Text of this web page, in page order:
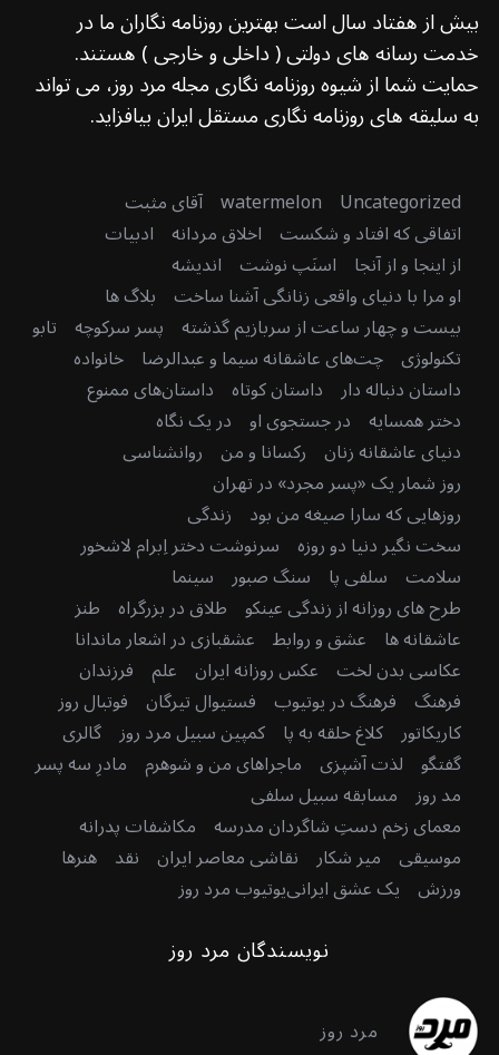
بیش از هفتاد سال است بهترین روزنامه نگاران ما در
خدمت رسانه های دولتی ( داخلی و خارجی ) هستند.
حمایت شما از شیوه روزنامه نگاری مجله مرد روز، می تواند
به سلیقه های روزنامه نگاری مستقل ایران بیافزاید.
Uncategorized
watermelon آقای مثبت
اتفاقی که افتاد و شکست اخلاق مردانه ادبیات
از اینجا و از آنجا اسنَپ نوشت اندیشه
او مرا با دنیای واقعی زنانگی آشنا ساخت بلاگ ها
بیست و چهار ساعت از سربازیم گذشته پسر سرکوچه تابو
تکنولوژی چت‌های عاشقانه سیما و عبدالرضا خانواده
داستان دنباله دار داستان کوتاه داستان‌های ممنوع
دختر همسایه در جستجوی او در یک نگاه
دنیای عاشقانه زنان رکسانا و من روانشناسی
روز شمار یک «پسر مجرد» در تهران
روزهایی که سارا صیغه من بود زندگی
سخت نگیر دنیا دو روزه سرنوشت دختر اِبرام لاشخور
سلامت سلفی پا سنگ صبور سینما
طرح های روزانه از زندگی عینکو طلاق در بزرگراه طنز
عاشقانه ها عشق و روابط عشقبازی در اشعار ماندانا
عکاسی بدن لخت عکس روزانه ایران علم فرزندان
فرهنگ فرهنگ در یوتیوب فستیوال تیرگان فوتبال روز
کاریکاتور کلاغ حلقه به پا کمپین سبیل مرد روز گالری
گفتگو لذت آشپزی ماجراهای من و شوهرم مادرِ سه پسر
مد روز مسابقه سبیل سلفی
معمای زخم دستِ شاگردان مدرسه مکاشفات پدرانه
موسیقی میر شکار نقاشی معاصر ایران نقد هنرها
ورزش یک عشق ایرانییوتیوب مرد روز
نویسندگان مرد روز
مرد روز